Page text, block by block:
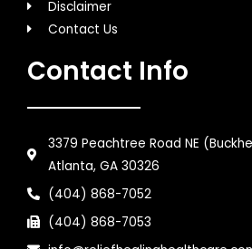
Disclaimer
Contact Us
Contact Info
3379 Peachtree Road NE
Atlanta, GA 30326
(404) 868-7052
(404) 868-7053